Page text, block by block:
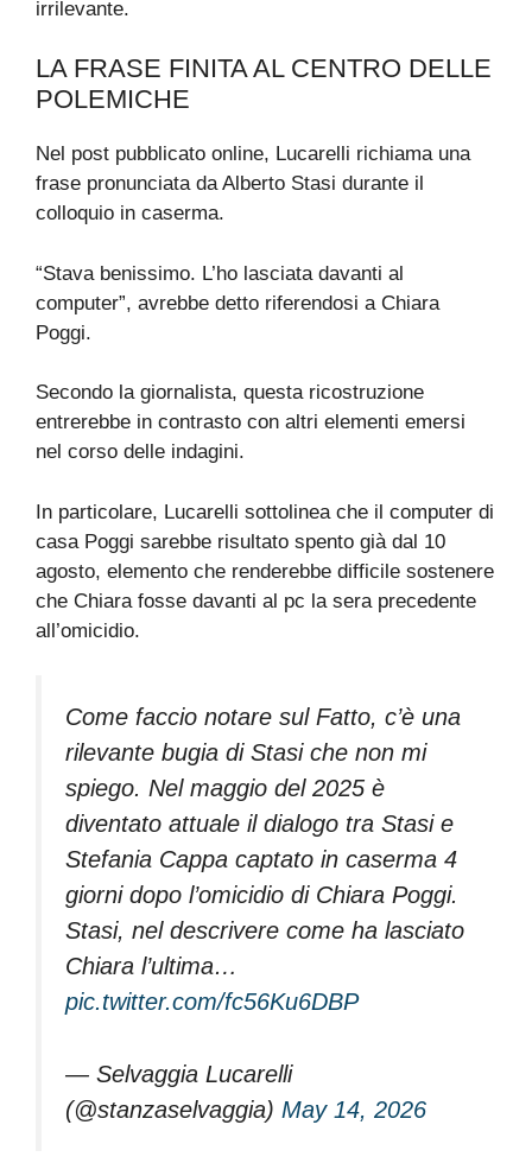
irrilevante.
LA FRASE FINITA AL CENTRO DELLE
POLEMICHE
Nel post pubblicato online, Lucarelli richiama una
frase pronunciata da Alberto Stasi durante il
colloquio in caserma.
“Stava benissimo. L’ho lasciata davanti al
computer”, avrebbe detto riferendosi a Chiara
Poggi.
Secondo la giornalista, questa ricostruzione
entrerebbe in contrasto con altri elementi emersi
nel corso delle indagini.
In particolare, Lucarelli sottolinea che il computer di
casa Poggi sarebbe risultato spento già dal 10
agosto, elemento che renderebbe difficile sostenere
che Chiara fosse davanti al pc la sera precedente
all’omicidio.
Come faccio notare sul Fatto, c’è una
rilevante bugia di Stasi che non mi
spiego. Nel maggio del 2025 è
diventato attuale il dialogo tra Stasi e
Stefania Cappa captato in caserma 4
giorni dopo l’omicidio di Chiara Poggi.
Stasi, nel descrivere come ha lasciato
Chiara l’ultima…
pic.twitter.com/fc56Ku6DBP
— Selvaggia Lucarelli
(@stanzaselvaggia) May 14, 2026